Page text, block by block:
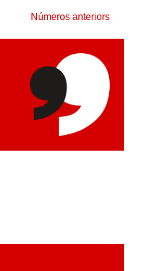
Números anteriors